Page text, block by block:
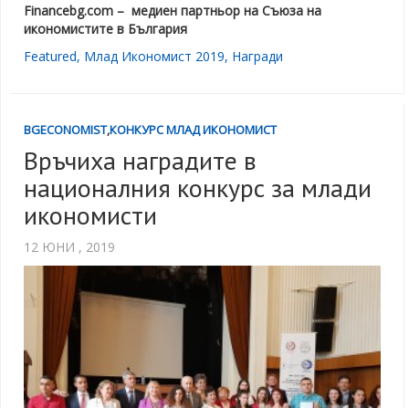
Financebg.com – медиен партньор на Съюза на
икономистите в България
Featured, Млад Икономист 2019, Награди
BGECONOMIST,КОНКУРС МЛАД ИКОНОМИСТ
Връчиха наградите в
националния конкурс за млади
икономисти
12 ЮНИ , 2019